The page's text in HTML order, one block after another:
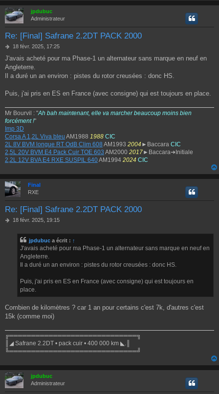
jpdubuc
Administrateur
Re: [Final] Safrane 2.2DT PACK 2000
M
s
s
a
e
18 févr. 2025, 17:25
J'avais acheté pour ma Phase-1 un alternateur sans marque en neuf en
Angleterre.
Il a duré un an environ : pistes du rotor creusées : donc HS.
Puis, j'ai pris en ES en France (avec consigne) qui est toujours en place.
Mr Bourvil : "Ah bah maintenant, elle va marcher beaucoup moins bien
forcément !"
Imp 3D
Corsa A 1,2L Viva bleu AM1988 1988 CIC
2L 8V BVM longue RT OdB Clim 608 AM1993 2004 ►Baccara CIC
2,5L 20V BVM E4 Pack Cuir TOE 603 AM2000 2017►Baccara➔Initiale
2,2L 12V BVA E4 RXE SUSPIL 640AM1994 2024 CIC
Final
RXE
Re: [Final] Safrane 2.2DT PACK 2000
M18 févr. 2025, 19:15
jpdubuc a écrit : ↑
J'avais acheté pour ma Phase-1 un alternateur sans marque en neuf en
Angleterre.
Il a duré un an environ : pistes du rotor creusées : donc HS.
Puis, j'ai pris en ES en France (avec consigne) qui est toujours en
place.
Combien de kilomètres ? car 1 an pour certains c'est 7k, d'autres c'est
15k (comme moi)
╔═════════════════════════════╗
║◢ Safrane 2.2DT • pack cuir • 400 000 km ◣.║
╚═════════════════════════════╝
jpdubuc
Administrateur